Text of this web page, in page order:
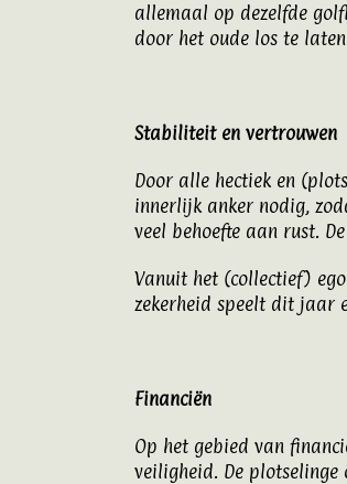
allemaal op dezelfde
door het oude los te
Stabiliteit en vertrouwen
Door alle hectiek en
innerlijk anker nodig,
veel behoefte aan rust.
Vanuit het (collectief)
zekerheid speelt dit jaar
Financiën
Op het gebied van
veiligheid. De plotselinge